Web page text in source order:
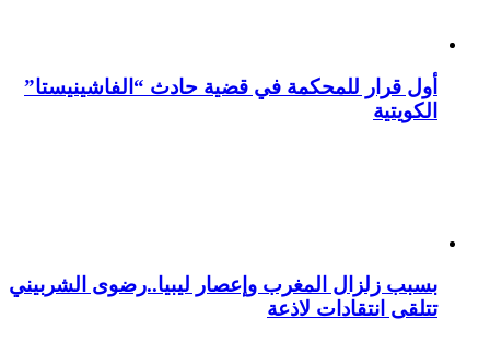
أول قرار للمحكمة في قضية حادث “الفاشينيستا”
الكويتية
بسبب زلزال المغرب وإعصار ليبيا..رضوى الشربيني
تتلقى انتقادات لاذعة